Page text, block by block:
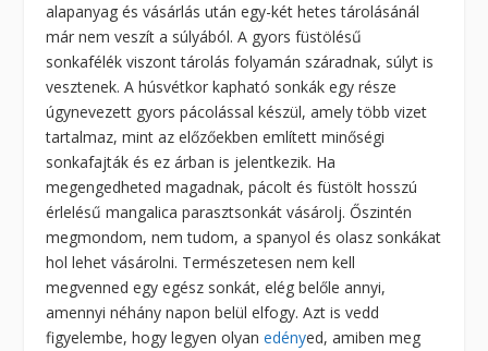
alapanyag és vásárlás után egy-két hetes tárolásánál
már nem veszít a súlyából. A gyors füstölésű
sonkafélék viszont tárolás folyamán száradnak, súlyt is
vesztenek. A húsvétkor kapható sonkák egy része
úgynevezett gyors pácolással készül, amely több vizet
tartalmaz, mint az előzőekben említett minőségi
sonkafajták és ez árban is jelentkezik. Ha
megengedheted magadnak, pácolt és füstölt hosszú
érlelésű mangalica parasztsonkát vásárolj. Őszintén
megmondom, nem tudom, a spanyol és olasz sonkákat
hol lehet vásárolni. Természetesen nem kell
megvenned egy egész sonkát, elég belőle annyi,
amennyi néhány napon belül elfogy. Azt is vedd
figyelembe, hogy legyen olyanedényed, amiben meg